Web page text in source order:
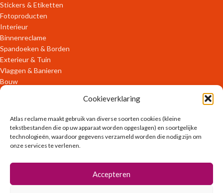
Cookieverklaring
Atlas reclame maakt gebruik van diverse soorten cookies (kleine
tekstbestanden die op uw apparaat worden opgeslagen) en soortgelijke
technologieën, waardoor gegevens verzameld worden die nodig zijn om
onze services te verlenen.
Accepteren
Stickers & Etiketten
Fotoproducten
Interieur
Binnenreclame
Spandoeken & Borden
Exterieur & Tuin
Vlaggen & Banieren
Bouw
Verpakkingen
OFFLINE DIENSTEN
Ontwerpen
Promotiekleding